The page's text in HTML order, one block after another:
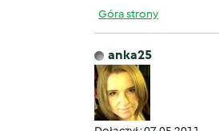
Góra strony
anka25